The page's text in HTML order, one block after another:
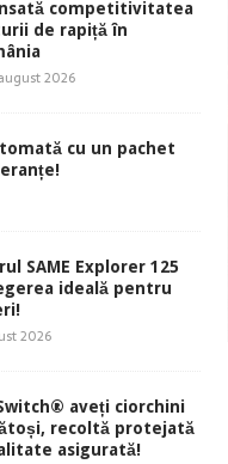
competitivitatea
de rapiță în
2026
cu un pachet
SAME Explorer 125
ideală pentru
2026
aveți ciorchini
recoltă protejată
asigurată!